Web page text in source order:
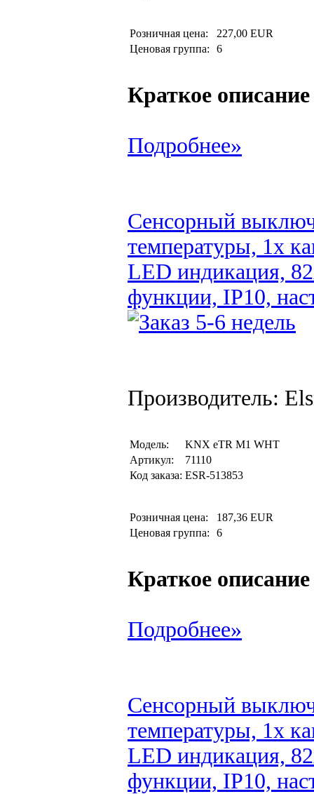
Розничная цена:
227,00 EUR
Ценовая группа:
6
Краткое описание
Подробнее»
Сенсорный
температуры, 1x
LED индикация,
функции, IP10,
Производитель:
Модель:
KNX eTR M1 WHT
Артикул:
71110
Код заказа: ESR-513853
Розничная цена:
187,36 EUR
Ценовая группа:
6
Краткое описание
Подробнее»
Сенсорный
температуры, 1x
LED индикация,
функции, IP10,